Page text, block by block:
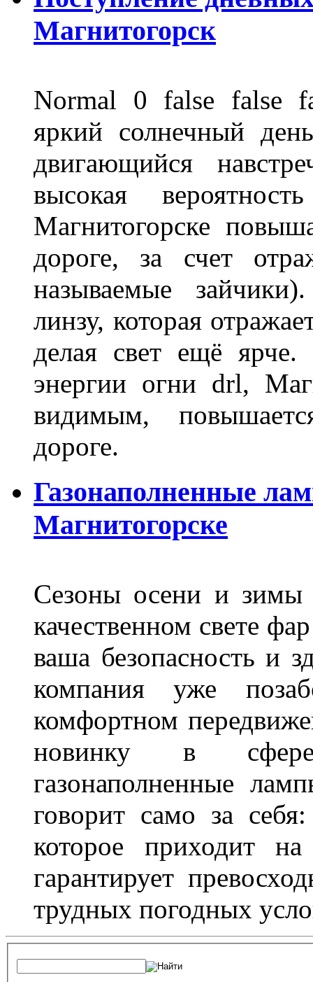
Магнитогорск
Normal 0 false false
яркий солнечный
двигающийся
высокая
Магнитогорске
дороге, за счет
называемые
линзу, которая
делая свет ещё
энергии огни drl,
видимым,
дороге.
Газонаполненные
Магнитогорске
Сезоны осени и зимы
качественном свете
ваша безопасность и
компания уже
комфортном
новинку в
газонаполненные
говорит само за
которое приходит
гарантирует
трудных погодных